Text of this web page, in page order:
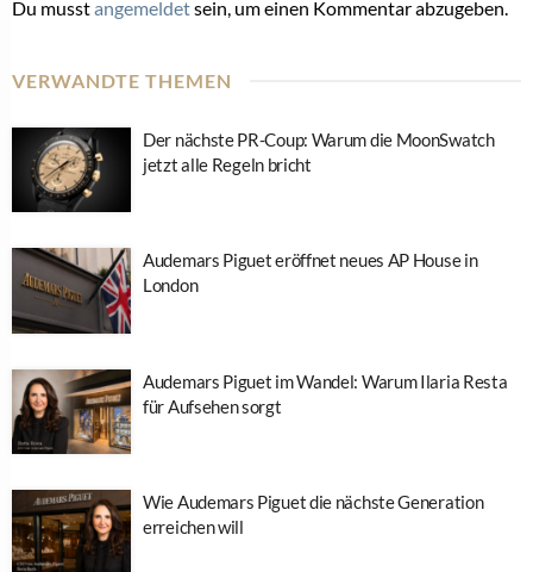
Du musstangemeldetsein, um einen Kommentar abzugeben.
VERWANDTE THEMEN
Der nächste PR-Coup: Warum die MoonSwatch
jetzt alle Regeln bricht
Audemars Piguet eröffnet neues AP House in
London
Audemars Piguet im Wandel: Warum Ilaria Resta
für Aufsehen sorgt
Wie Audemars Piguet die nächste Generation
erreichen will